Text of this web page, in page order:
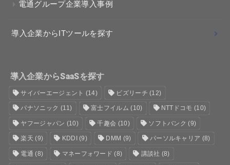
電通グループ企業導入事例
導入企業からITツールを探す
導入企業からSaaSを探す
サイバーエージェント (14) ビズリーチ (12)
パナソニック (11) 富士フイルム (10) NTTドコモ (10)
ヤフージャパン (10) 千趣会 (10) ソフトバンク (9)
楽天 (9) KDDI (9) DMM (9) パーソルキャリア (8)
電通 (8) マネーフォワード (8) 講談社 (8)